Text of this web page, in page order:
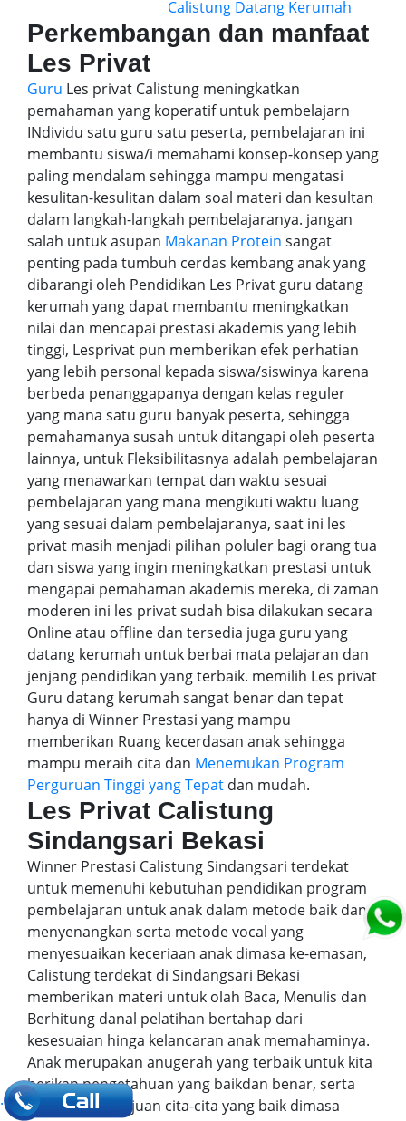
Perkembangan dan manfaat
Les Privat
Guru Les privat Calistung meningkatkan
pemahaman yang koperatif untuk pembelajarn
INdividu satu guru satu peserta, pembelajaran ini
membantu siswa/i memahami konsep-konsep yang
paling mendalam sehingga mampu mengatasi
kesulitan-kesulitan dalam soal materi dan kesultan
dalam langkah-langkah pembelajaranya. jangan
salah untuk asupan Makanan Protein sangat
penting pada tumbuh cerdas kembang anak yang
dibarangi oleh Pendidikan Les Privat guru datang
kerumah yang dapat membantu meningkatkan
nilai dan mencapai prestasi akademis yang lebih
tinggi, Lesprivat pun memberikan efek perhatian
yang lebih personal kepada siswa/siswinya karena
berbeda penanggapanya dengan kelas reguler
yang mana satu guru banyak peserta, sehingga
pemahamanya susah untuk ditangapi oleh peserta
lainnya, untuk Fleksibilitasnya adalah pembelajaran
yang menawarkan tempat dan waktu sesuai
pembelajaran yang mana mengikuti waktu luang
yang sesuai dalam pembelajaranya, saat ini les
privat masih menjadi pilihan poluler bagi orang tua
dan siswa yang ingin meningkatkan prestasi untuk
mengapai pemahaman akademis mereka, di zaman
moderen ini les privat sudah bisa dilakukan secara
Online atau offline dan tersedia juga guru yang
datang kerumah untuk berbai mata pelajaran dan
jenjang pendidikan yang terbaik. memilih Les privat
Guru datang kerumah sangat benar dan tepat
hanya di Winner Prestasi yang mampu
memberikan Ruang kecerdasan anak sehingga
mampu meraih cita dan Menemukan Program
Perguruan Tinggi yang Tepat dan mudah.
Les Privat Calistung
Sindangsari Bekasi
Winner Prestasi Calistung Sindangsari terdekat
untuk memenuhi kebutuhan pendidikan program
pembelajaran untuk anak dalam metode baik dan
menyenangkan serta metode vocal yang
menyesuaikan keceriaan anak dimasa ke-emasan,
Calistung terdekat di Sindangsari Bekasi
memberikan materi untuk olah Baca, Menulis dan
Berhitung danal pelatihan bertahap dari
kesesuaian hinga kelancaran anak memahaminya.
Anak merupakan anugerah yang terbaik untuk kita
berikan pengetahuan yang baikdan benar, serta
mengarah ketujuan cita-cita yang baik dimasa
.